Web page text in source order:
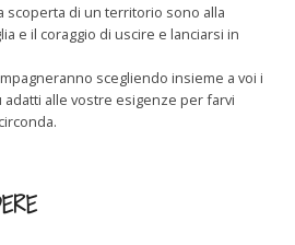
scoperta di un territorio sono alla
e il coraggio di uscire e lanciarsi in
scegliendo insieme a voi i
alle vostre esigenze per farvi